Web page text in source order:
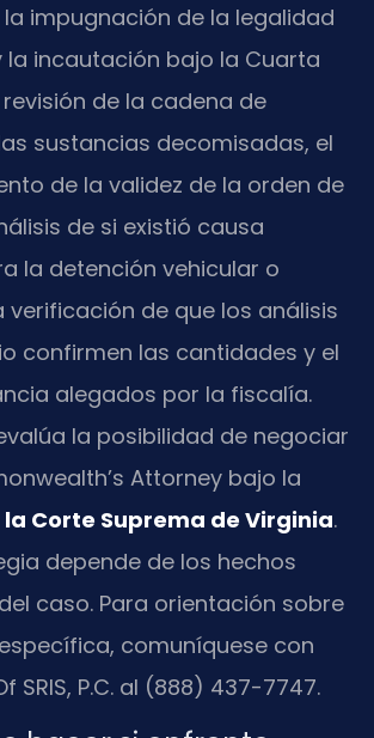
impugnación de la legalidad
la incautación bajo la Cuarta
revisión de la cadena de
sustancias decomisadas, el
de la validez de la orden de
de si existió causa
la detención vehicular o
verificación de que los análisis
confirmen las cantidades y el
alegados por la fiscalía.
la posibilidad de negociar
Attorney bajo la
la Corte Suprema de Virginia.
depende de los hechos
caso. Para orientación sobre
comuníquese con
SRIS, P.C. al (888) 437-7747.